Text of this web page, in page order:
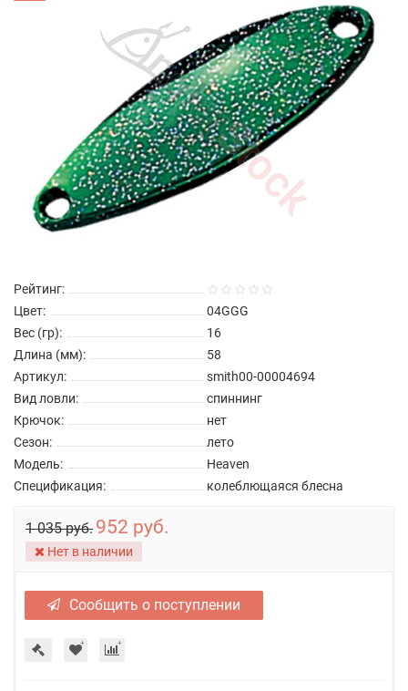
Рейтинг:
Цвет:
04GGG
Вес (гр):
16
Длина (мм):
58
Артикул:
smith00-00004694
Вид ловли:
спиннинг
Крючок:
нет
Сезон:
лето
Модель:
Heaven
Спецификация:
колеблющаяся блесна
1 035 руб. 952 руб.
Нет в наличии
Сообщить о поступлении